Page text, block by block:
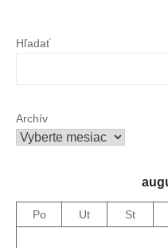
Hľadať
Archív
Po Ut St